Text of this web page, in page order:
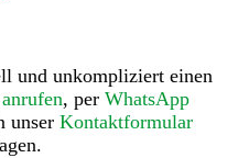
und unkompliziert einen
anrufen, per WhatsApp
unser Kontaktformular